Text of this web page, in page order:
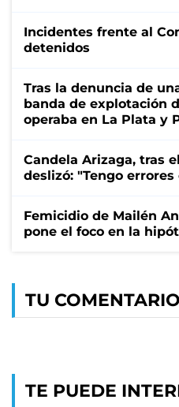
Incidentes frente al
detenidos
Tras la denuncia de
banda de explotación
operaba en La Plata y
Candela Arizaga, tras
deslizó: "Tengo
Femicidio de Mailén
pone el foco en la
TU COMENTARIO
TE PUEDE